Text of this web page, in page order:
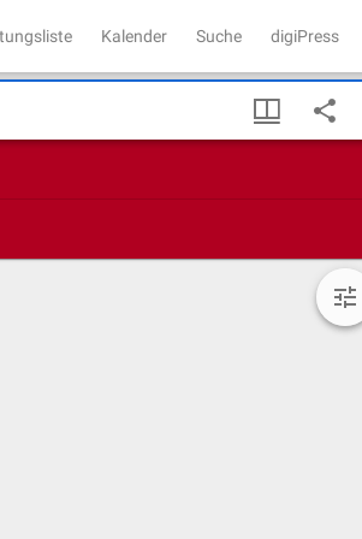
Kalender Suche digiPress